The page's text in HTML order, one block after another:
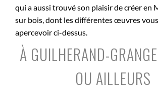
qui a aussi trouvé son plaisir de créer en
sur bois, dont les différentes œuvres
apercevoir ci-dessus.
À GUILHERAND-
OU AILLEURS